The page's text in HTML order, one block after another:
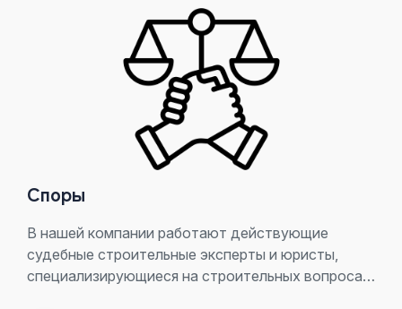
Споры
В нашей компании работают действующие
судебные строительные эксперты и юристы,
специализирующиеся на строительных вопросах